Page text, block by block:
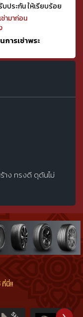
ประกัน ให้เรียบร้อย
ามาก่อน
ารเช่าพระ
าง ทรงดี ดุดันไม่
นี่!!